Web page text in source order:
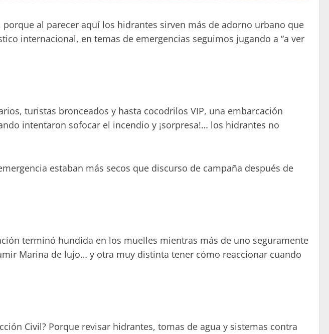
al parecer aquí los hidrantes sirven más de adorno urbano que
internacional, en temas de emergencias seguimos jugando a “a ver
turistas bronceados y hasta cocodrilos VIP, una embarcación
intentaron sofocar el incendio y ¡sorpresa!… los hidrantes no
estaban más secos que discurso de campaña después de
terminó hundida en los muelles mientras más de uno seguramente
Marina de lujo… y otra muy distinta tener cómo reaccionar cuando
Civil? Porque revisar hidrantes, tomas de agua y sistemas contra